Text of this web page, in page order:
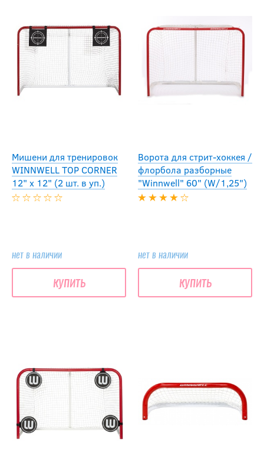
Мишени для тренировок
WINNWELL TOP CORNER
12" x 12" (2 шт. в уп.)
нет в наличии
купить
Ворота для стрит-хоккея /
флорбола разборные
"Winnwell" 60" (W/1,25")
нет в наличии
купить